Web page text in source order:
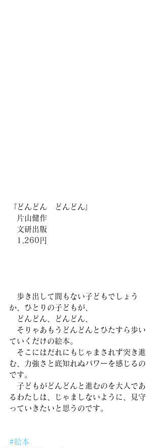
『どんどん　どんどん』
片山健作
文研出版
1,260円
歩き出して間もない子どもでしょう
か、ひとりの子どもが、
どんどん、どんどん、
そりゃあもうどんどんとひたすら歩い
ていくだけの絵本。
そこにはだれにもじゃまされず突き進
む、力強さと底知れぬパワーを感じるの
です。
子どもがどんどんと進むのを大人であ
るわたしは、じゃましないように、見守
っていきたいと思うのです。
#絵本